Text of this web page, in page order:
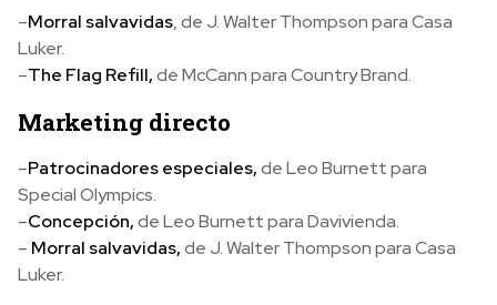
–Morral salvavidas, de J. Walter Thompson para Casa
Luker.
–The Flag Refill,de McCann para Country Brand.
Marketing directo
–Patrocinadores especiales,de Leo Burnett para
Special Olympics.
–Concepción,de Leo Burnett para Davivienda.
– Morral salvavidas,de J. Walter Thompson para Casa
Luker.